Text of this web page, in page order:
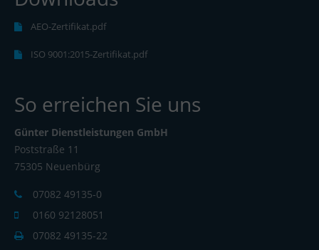
AEO-Zertifikat.pdf
ISO 9001:2015-Zertifikat.pdf
So erreichen Sie uns
Günter Dienstleistungen GmbH
Poststraße 11
75305 Neuenbürg
07082 49135-0
0160 92128051
07082 49135-22